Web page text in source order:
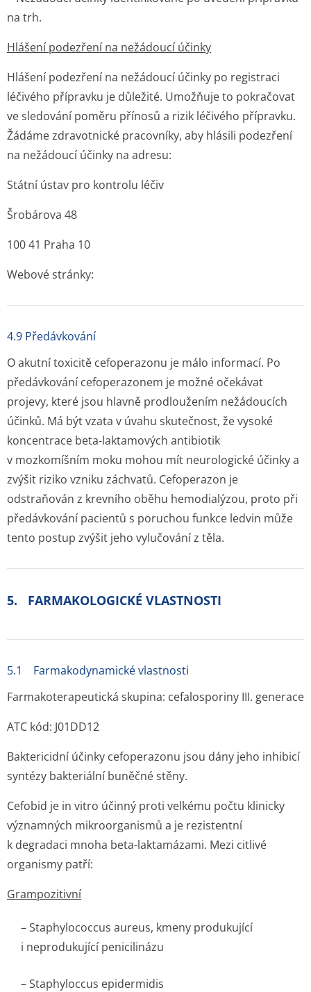
na trh.
Hlášení podezření na nežádoucí účinky
Hlášení podezření na nežádoucí účinky po registraci
léčivého přípravku je důležité. Umožňuje to pokračovat
ve sledování poměru přínosů a rizik léčivého přípravku.
Žádáme zdravotnické pracovníky, aby hlásili podezření
na nežádoucí účinky na adresu:
Státní ústav pro kontrolu léčiv
Šrobárova 48
100 41 Praha 10
Webové stránky:
4.9 Předávkování
O akutní toxicitě cefoperazonu je málo informací. Po
předávkování cefoperazonem je možné očekávat
projevy, které jsou hlavně prodloužením nežádoucích
účinků. Má být vzata v úvahu skutečnost, že vysoké
koncentrace beta-laktamových antibiotik
v mozkomíšním moku mohou mít neurologické účinky a
zvýšit riziko vzniku záchvatů. Cefoperazon je
odstraňován z krevního oběhu hemodialýzou, proto při
předávkování pacientů s poruchou funkce ledvin může
tento postup zvýšit jeho vylučování z těla.
5. FARMAKOLOGICKÉ VLASTNOSTI
5.1 Farmakodynamické vlastnosti
Farmakoterapeutická skupina: cefalosporiny III. generace
ATC kód: J01DD12
Baktericidní účinky cefoperazonu jsou dány jeho inhibicí
syntézy bakteriální buněčné stěny.
Cefobid je in vitro účinný proti velkému počtu klinicky
významných mikroorganismů a je rezistentní
k degradaci mnoha beta-laktamázami. Mezi citlivé
organismy patří:
Grampozitivní
–Staphylococcus aureus, kmeny produkující
i neprodukující penicilinázu
–Staphyloccus epidermidis